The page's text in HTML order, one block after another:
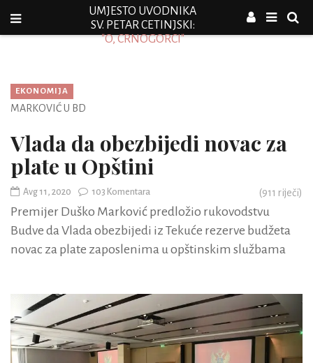
UMJESTO UVODNIKA
SV. PETAR CETINJSKI:
"O, CRNOGORCI"
EKONOMIJA
MARKOVIĆ U BD
Vlada da obezbijedi novac za
plate u Opštini
Avg 11, 2020 103 Komentara (911 riječi)
Premijer Duško Marković predložio rukovodstvu
Budve da Vlada obezbijedi iz Tekuće rezerve budžeta
novac za plate zaposlenima u opštinskim službama